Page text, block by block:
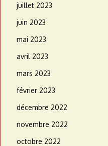
juillet 2023
juin 2023
mai 2023
avril 2023
mars 2023
février 2023
décembre 2022
novembre 2022
octobre 2022